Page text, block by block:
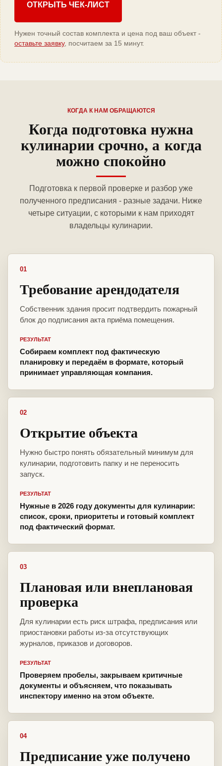
ОТКРЫТЬ ЧЕК-ЛИСТ
Нужен точный состав комплекта и цена под ваш объект -
оставьте заявку, посчитаем за 15 минут.
КОГДА К НАМ ОБРАЩАЮТСЯ
Когда подготовка нужна
кулинарии срочно, а когда
можно спокойно
Подготовка к первой проверке и разбор уже
полученного предписания - разные задачи. Ниже
четыре ситуации, с которыми к нам приходят
владельцы кулинарии.
01
Требование арендодателя
Собственник здания просит подтвердить пожарный
блок до подписания акта приёма помещения.
РЕЗУЛЬТАТ
Собираем комплект под фактическую
планировку и передаём в формате, который
принимает управляющая компания.
02
Открытие объекта
Нужно быстро понять обязательный минимум для
кулинарии, подготовить папку и не переносить
запуск.
РЕЗУЛЬТАТ
Нужные в 2026 году документы для кулинарии:
список, сроки, приоритеты и готовый комплект
под фактический формат.
03
Плановая или внеплановая
проверка
Для кулинарии есть риск штрафа, предписания или
приостановки работы из-за отсутствующих
журналов, приказов и договоров.
РЕЗУЛЬТАТ
Проверяем пробелы, закрываем критичные
документы и объясняем, что показывать
инспектору именно на этом объекте.
04
Предписание уже получено